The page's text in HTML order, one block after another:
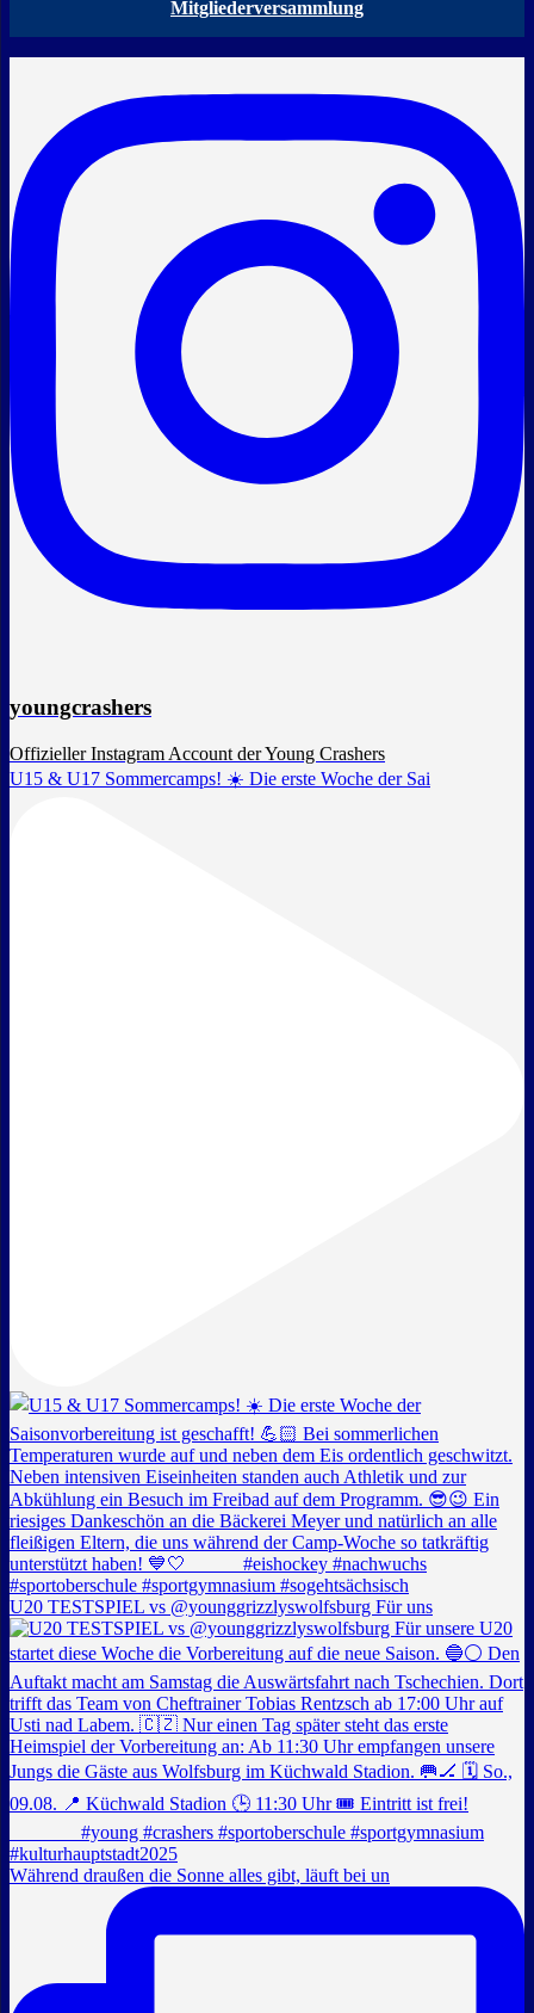
Mitgliederversammlung
youngcrashers
Offizieller Instagram Account der Young Crashers
U15 & U17 Sommercamps! ☀️ Die erste Woche der Sai
U20 TESTSPIEL vs @younggrizzlyswolfsburg Für uns
Während draußen die Sonne alles gibt, läuft bei un